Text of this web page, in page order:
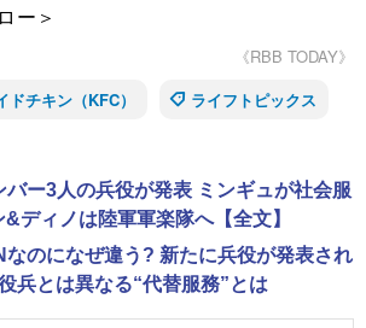
ー＞
《RBB TODAY》
チキン（KFC）
ライフトピックス
ー3人の兵役が発表 ミンギュが社会服
ディノは陸軍軍楽隊へ【全文】
なのになぜ違う? 新たに兵役が発表され
兵とは異なる“代替服務”とは